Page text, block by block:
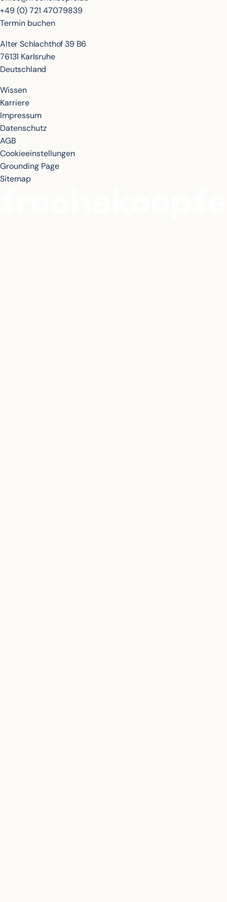
+49 (0) 721 47079839
Termin buchen
Alter Schlachthof 39 B6
76131 Karlsruhe
Deutschland
Wissen
Karriere
Impressum
Datenschutz
AGB
Cookieeinstellungen
Grounding Page
Sitemap